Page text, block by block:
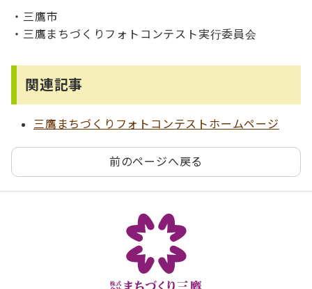
・三鷹市
・三鷹まちづくりフォトコンテスト実行委員会
関連記事
三鷹まちづくりフォトコンテストホームページ
前のページへ戻る